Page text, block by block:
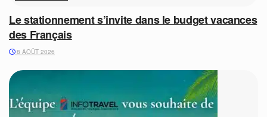
Le stationnement s’invite dans le budget vacances
des Français
8 AOÛT 2026